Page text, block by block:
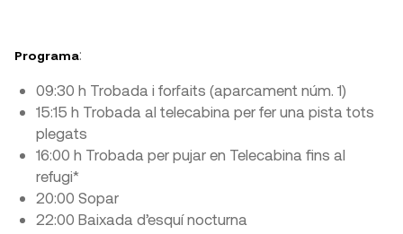
Programa:
09:30 h Trobada i forfaits (aparcament núm. 1)
15:15 h Trobada al telecabina per fer una pista tots
plegats
16:00 h Trobada per pujar en Telecabina fins al
refugi*
20:00 Sopar
22:00 Baixada d’esquí nocturna